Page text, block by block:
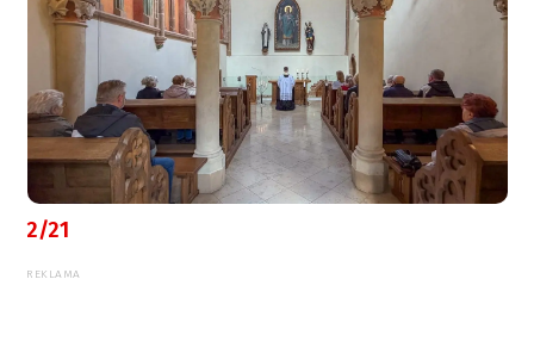
2/21
REKLAMA